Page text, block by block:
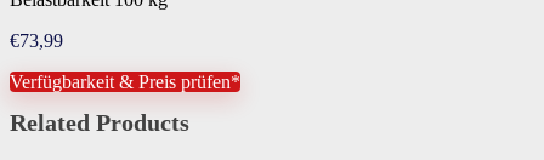
€73,99
Verfügbarkeit & Preis prüfen*
Related Products